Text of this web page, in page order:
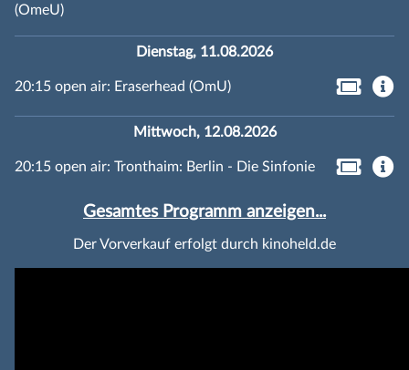
(OmeU)
Dienstag, 11.08.2026
20:15 open air: Eraserhead (OmU)
Mittwoch, 12.08.2026
20:15 open air: Tronthaim: Berlin - Die Sinfonie
Gesamtes Programm anzeigen...
Der Vorverkauf erfolgt durch kinoheld.de